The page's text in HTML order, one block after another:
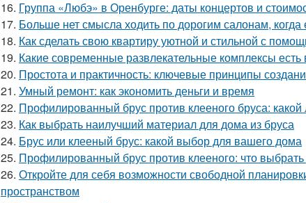
16. Группа «Любэ» в Оренбурге: даты концертов и
17. Больше нет смысла ходить по дорогим салонам,
18. Как сделать свою квартиру уютной и стильной с
19. Какие современные развлекательные комплексы
20. Простота и практичность: ключевые принципы
21. Умный ремонт: как экономить деньги и время
22. Профилированный брус против клееного бруса:
23. Как выбрать наилучший материал для дома из бруса
24. Брус или клееный брус: какой выбор для вашего дома
25. Профилированный брус против клееного: что
26. Откройте для себя возможности свободной
пространством